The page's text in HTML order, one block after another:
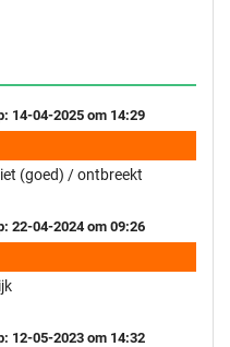
14-04-2025 om 14:29
(goed) / ontbreekt
22-04-2024 om 09:26
12-05-2023 om 14:32